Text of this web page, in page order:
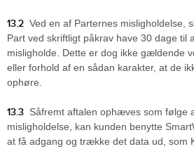
13.2 Ved en af Parternes misligholdelse,
Part ved skriftligt påkrav have 30 dage til
misligholde. Dette er dog ikke gældende
eller forhold af en sådan karakter, at de
ophøre.
13.3 Såfremt aftalen ophæves som følge
misligholdelse, kan kunden benytte
at få adgang og trække det data ud, som